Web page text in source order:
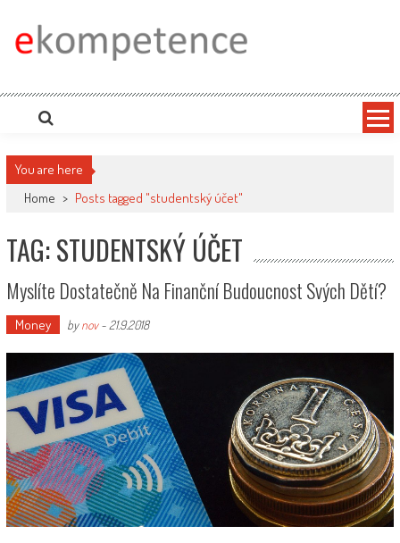
content
Ekompetence
portálech. Press Media. Kde vydat Tiskovou zprávu? Na portále eKompetence
You are here
Home > Posts tagged "studentský účet"
TAG: STUDENTSKÝ ÚČET
Myslíte Dostatečně Na Finanční Budoucnost Svých Dětí?
Money bynov- 21.9.2018